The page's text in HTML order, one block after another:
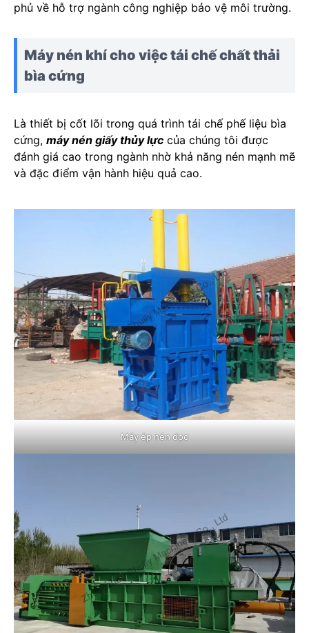
phủ về hỗ trợ ngành công nghiệp bảo vệ môi trường.
Máy nén khí cho việc tái chế chất thải
bìa cứng
Là thiết bị cốt lõi trong quá trình tái chế phế liệu bìa
cứng, máy nén giấy thủy lực của chúng tôi được
đánh giá cao trong ngành nhờ khả năng nén mạnh mẽ
và đặc điểm vận hành hiệu quả cao.
Máy ép nén dọc